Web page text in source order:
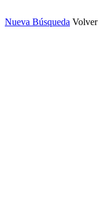
Nueva Búsqueda Volver